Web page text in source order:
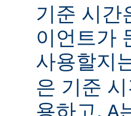
기준 시간
이언트가
사용할지
은 기준
용하고,